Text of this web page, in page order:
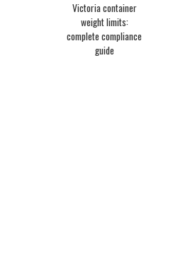
Victoria container
weight limits:
complete compliance
guide